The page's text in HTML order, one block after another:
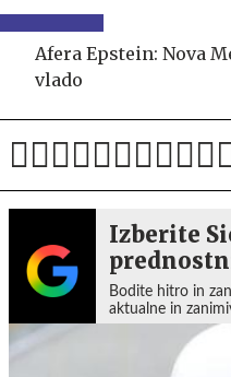
Afera Epstein: Nova
vlado
Izberite
Bodite hitro in
aktualne in